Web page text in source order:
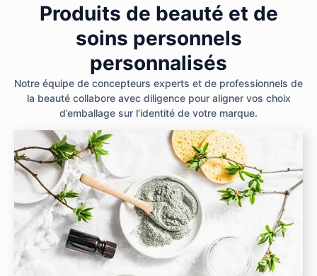
Produits de beauté et de
soins personnels
personnalisés
Notre équipe de concepteurs experts et de professionnels de
la beauté collabore avec diligence pour aligner vos choix
d’emballage sur l’identité de votre marque.